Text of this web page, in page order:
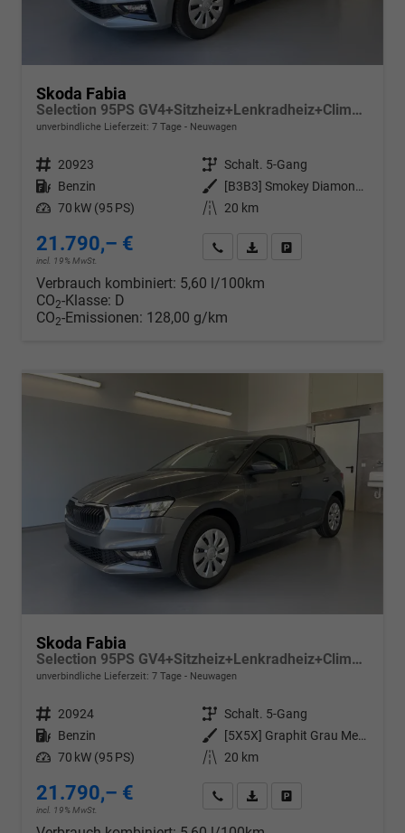
Skoda Fabia
Selection 95PS GV4+Sitzheiz+Lenkradheiz+Climatronic+Sunset+AppConnect+PDC
unverbindliche Lieferzeit: 7 Tage Neuwagen
Fahrzeugnr. 20923 Getriebe Schalt. 5-Gang
Kraftstoff Benzin Außenfarbe
[B3B3] Smokey Diamond-Silber Metallic
Leistung 70 kW (95 PS) Kilometerstand 20 km
21.790,– €
incl. 19% MwSt.
Wir rufen Sie anPDF-Datei, Fahrzeugexposé
Verbrauch kombiniert: 5,60 l/100km
CO2-Klasse: D
CO2-Emissionen: 128,00 g/km
Skoda Fabia
Selection 95PS GV4+Sitzheiz+Lenkradheiz+Climatronic+Sunset+AppConnect+PDC
unverbindliche Lieferzeit: 7 Tage Neuwagen
Fahrzeugnr. 20924 Getriebe Schalt. 5-Gang
Kraftstoff Benzin Außenfarbe
[5X5X] Graphit Grau Metallic
Leistung 70 kW (95 PS) Kilometerstand 20 km
21.790,– €
incl. 19% MwSt.
Wir rufen Sie anPDF-Datei, Fahrzeugexposé